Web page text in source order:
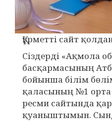
Құрметті сайт
Сіздерді «Ақмола
басқармасының
бойынша білім
қаласының №1
ресми сайтында
қуаныштымын.